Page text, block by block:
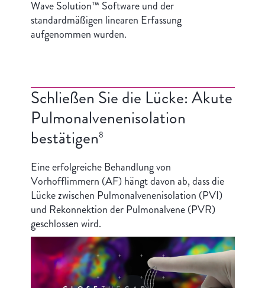
Wave Solution™ Software und der
standardmäßigen linearen Erfassung
aufgenommen wurden.
Schließen Sie die Lücke: Akute
Pulmonalvenenisolation
bestätigen8
Eine erfolgreiche Behandlung von
Vorhofflimmern (AF) hängt davon ab, dass die
Lücke zwischen Pulmonalvenenisolation (PVI)
und Rekonnektion der Pulmonalvene (PVR)
geschlossen wird.